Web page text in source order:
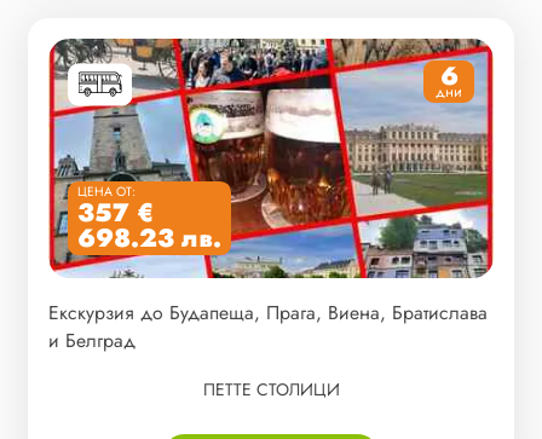
6
дни
ЦЕНА ОТ:
357 €
698.23 лв.
Екскурзия до Будапеща, Прага, Виена, Братислава
и Белград
ПЕТТЕ СТОЛИЦИ